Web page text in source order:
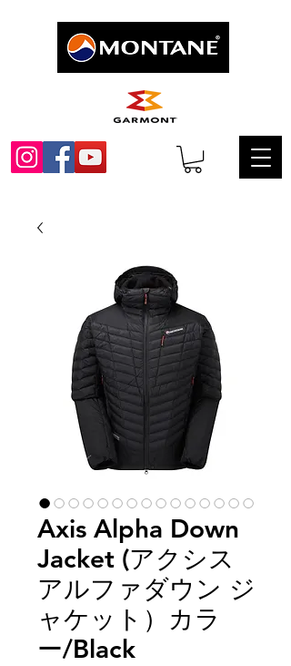
Axis Alpha Down
Jacket (アクシス
アルファダウン ジ
ャケット）カラ
ー/Black